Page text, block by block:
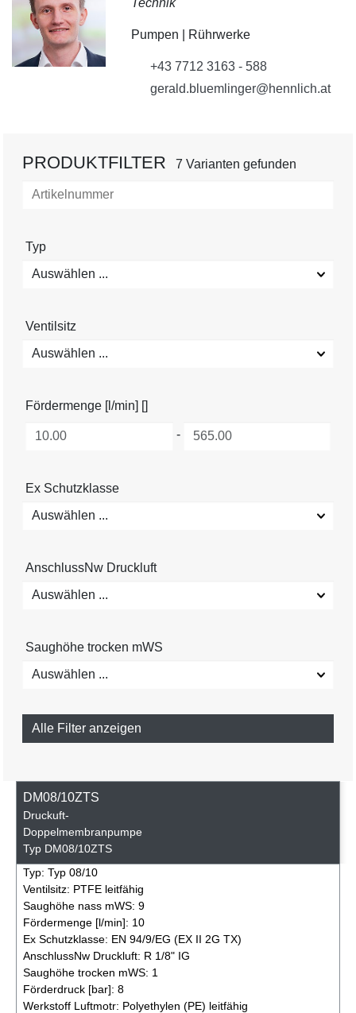
Pumpen | Rührwerke
+43 7712 3163 - 588
gerald.bluemlinger@hennlich.at
PRODUKTFILTER 7 Varianten gefunden
Typ
Auswählen ...
Ventilsitz
Auswählen ...
Fördermenge [l/min] []
-
Ex Schutzklasse
Auswählen ...
AnschlussNw Druckluft
Auswählen ...
Saughöhe trocken mWS
Auswählen ...
Alle Filter anzeigen
DM08/10ZTS
Druckuft-
Doppelmembranpumpe
Typ DM08/10ZTS
Typ: Typ 08/10
Ventilsitz: PTFE leitfähig
Saughöhe nass mWS: 9
Fördermenge [l/min]: 10
Ex Schutzklasse: EN 94/9/EG (EX II 2G TX)
AnschlussNw Druckluft: R 1/8" IG
Saughöhe trocken mWS: 1
Förderdruck [bar]: 8
Werkstoff Luftmotr: Polyethylen (PE) leitfähig